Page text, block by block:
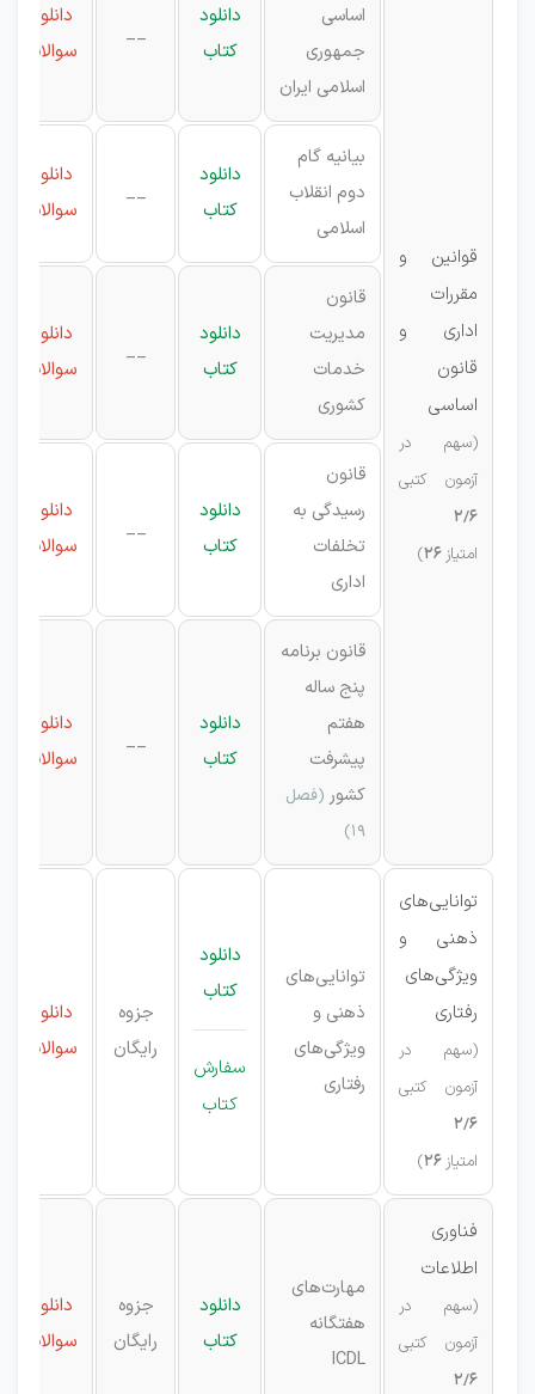
قوانین و
مقررات
اداری و
قانون
اساسی
(سهم در
آزمون کتبی
2/6
امتیاز
)
اساسی
جمهوری
اسلامی ایران
دانلود
کتاب
__
دانلود
سوالات
بیانیه گام
دوم انقلاب
اسلامی
دانلود
کتاب
__
دانلود
سوالات
قانون
مدیریت
خدمات
کشوری
دانلود
کتاب
__
دانلود
سوالات
قانون
رسیدگی به
تخلفات
اداری
دانلود
کتاب
__
دانلود
سوالات
قانون برنامه
پنج ساله
هفتم
پیشرفت
کشور (فصل
۱۹)
دانلود
کتاب
__
دانلود
سوالات
توانایی‌های
ذهنی و
ویژگی‌های
رفتاری
(سهم در
آزمون کتبی
2/6
امتیاز
)
توانایی‌های
ذهنی و
ویژگی‌های
رفتاری
دانلود
کتاب
سفارش
کتاب
جزوه
رایگان
دانلود
سوالات
فناوری
اطلاعات
(سهم در
آزمون کتبی
2/6
مهارت‌های
هفتگانه
ICDL
دانلود
کتاب
جزوه
رایگان
دانلود
سوالات